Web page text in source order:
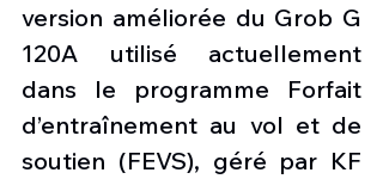
version améliorée du Grob G
120A utilisé actuellement
dans le programme Forfait
d’entraînement au vol et de
soutien (FEVS), géré par KF